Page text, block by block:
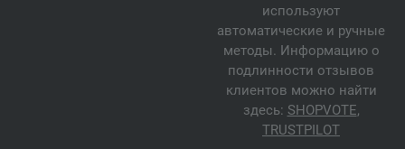
используют
автоматические и ручные
методы. Информацию о
подлинности отзывов
клиентов можно найти
здесь: SHOPVOTE,
TRUSTPILOT